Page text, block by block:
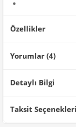
Özellikler
Yorumlar (4)
Detaylı Bilgi
Ürün Detayları;
Taksit Seçenekleri